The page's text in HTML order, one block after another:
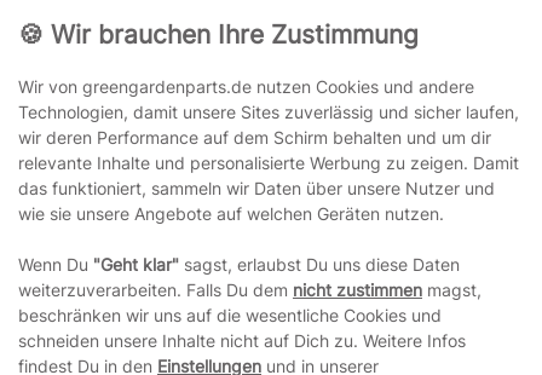
gelesen habe. Meine Einwilligung kann ich jederzeit
widerrufen.**
Mein Konto
Informationen
🍪 Wir brauchen Ihre Zustimmung
Wir von greengardenparts.de nutzen Cookies und andere
Technologien, damit unsere Sites zuverlässig und sicher laufen,
wir deren Performance auf dem Schirm behalten und um dir
relevante Inhalte und personalisierte Werbung zu zeigen. Damit
das funktioniert, sammeln wir Daten über unsere Nutzer und
wie sie unsere Angebote auf welchen Geräten nutzen.
Wenn Du "Geht klar" sagst, erlaubst Du uns diese Daten
weiterzuverarbeiten. Falls Du dem nicht zustimmen magst,
beschränken wir uns auf die wesentliche Cookies und
schneiden unsere Inhalte nicht auf Dich zu. Weitere Infos
findest Du in den Einstellungen und in unserer